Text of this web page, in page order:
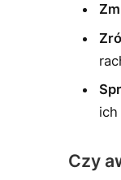
ich
Czy